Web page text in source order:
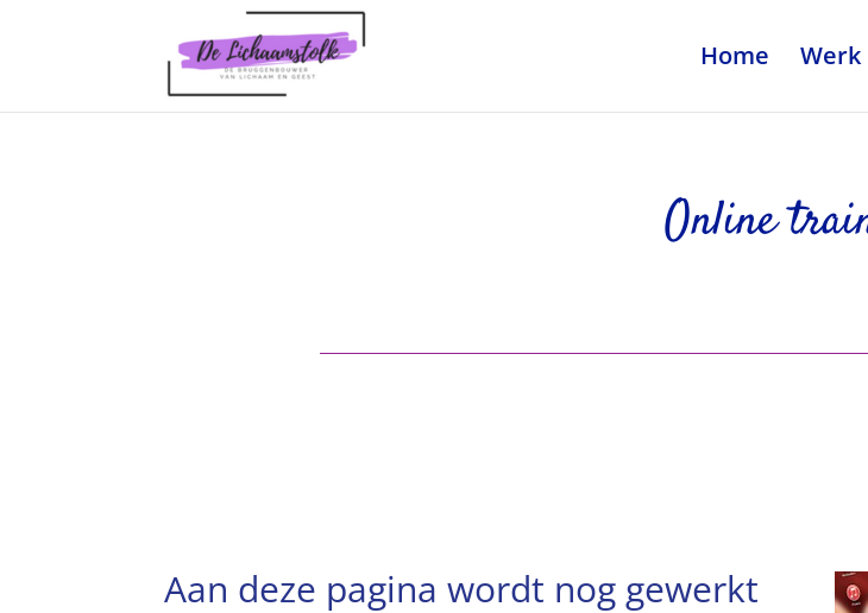
Home
Online
Aan deze pagina wordt nog gewerkt